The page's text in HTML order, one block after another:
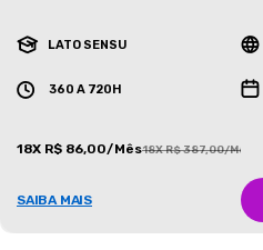
LATO SENSU
360 A 720H
18X R$ 86,00/Mês18X R$ 387,00/Mês
SAIBA MAIS